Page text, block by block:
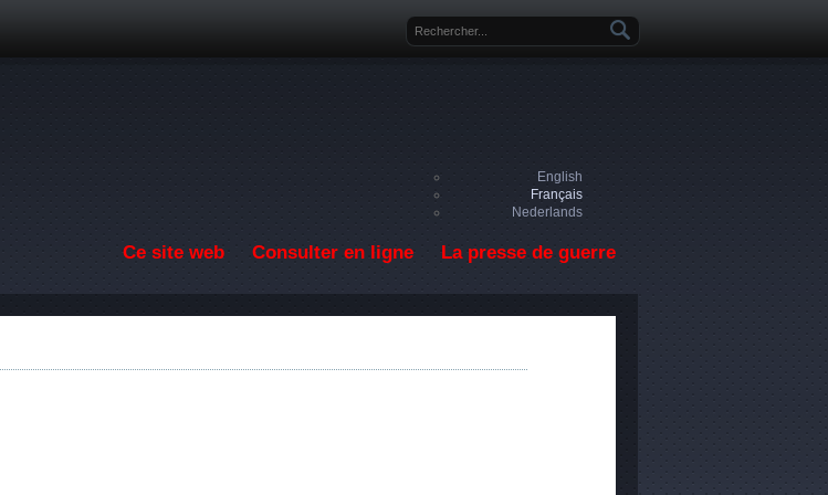
Formulaire de recherche
English
Français
Nederlands
Ce site web Consulter en ligne La presse de guerre